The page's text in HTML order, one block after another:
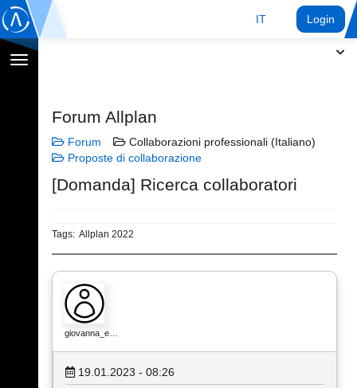
IT Login
Toggle
Forum Allplan
Forum
Collaborazioni professionali (Italiano)
Proposte di collaborazione
[Domanda] Ricerca collaboratori
Tags: Allplan 2022
giovanna_e…
19.01.2023 - 08:26